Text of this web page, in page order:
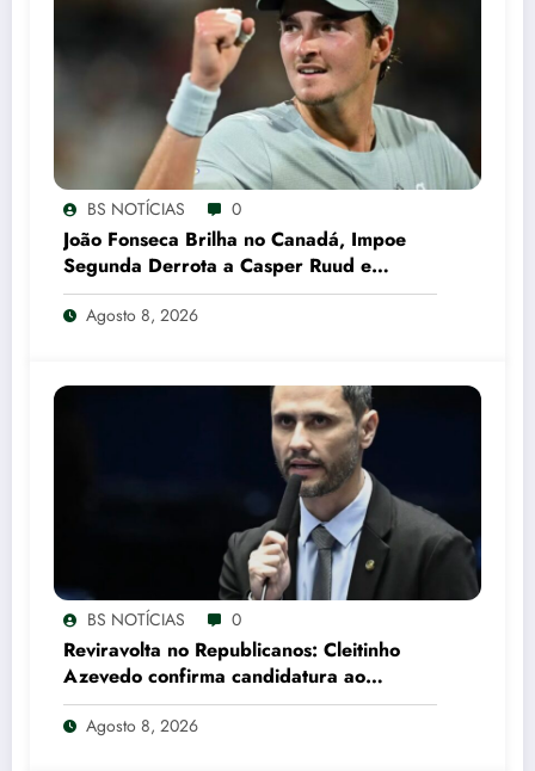
BS NOTÍCIAS 0
João Fonseca Brilha no Canadá, Impoe
Segunda Derrota a Casper Ruud e
Garante Vaga nas Oitavas em Montreal
CNN Brasil
Agosto 8, 2026
BS NOTÍCIAS 0
Reviravolta no Republicanos: Cleitinho
Azevedo confirma candidatura ao
Governo de Minas Gerais
Agosto 8, 2026